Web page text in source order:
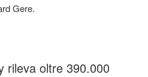
Gere.
rileva oltre 390.000